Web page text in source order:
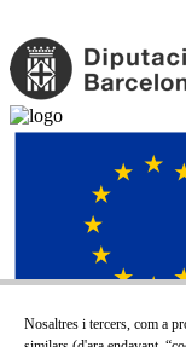
Nosaltres i tercers, com a